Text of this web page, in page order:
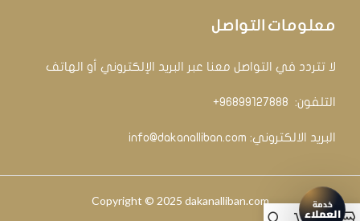
معلومات التواصل
لا تتردد في التواصل معنا عبر البريد الإلكتروني أو الهاتف
التلفون: ‏ 96899127888+
البريد الالكتروني: info@dakanalliban.com
Copyright © 2025 dakanalliban.com